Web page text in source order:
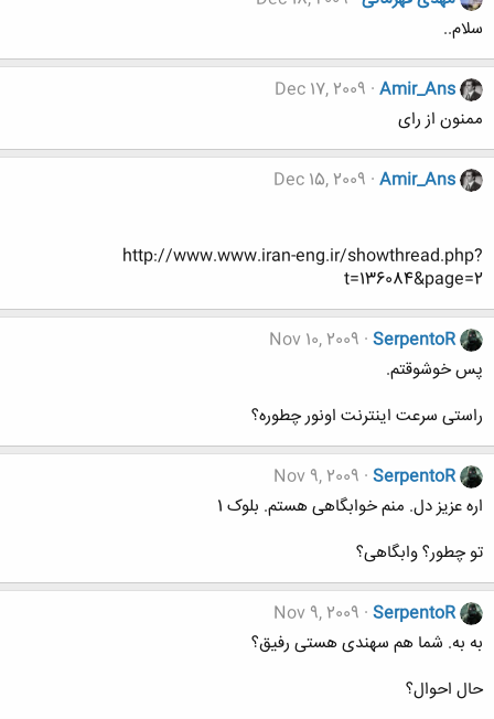
سلام..
Amir_Ans
Dec 17, 2009
ممنون از رای
Amir_Ans
Dec 15, 2009
http://www.www.iran-eng.ir/showthread.php?
t=136084&page=2
SerpentoR
Nov 10, 2009
پس خوشوقتم.
راستی سرعت اینترنت اونور چطوره؟
SerpentoR
Nov 9, 2009
اره عزیز دل. منم خوابگاهی هستم. بلوک 1
تو چطور؟ وابگاهی؟
SerpentoR
Nov 9, 2009
به به. شما هم سهندی هستی رفیق؟
حال احوال؟